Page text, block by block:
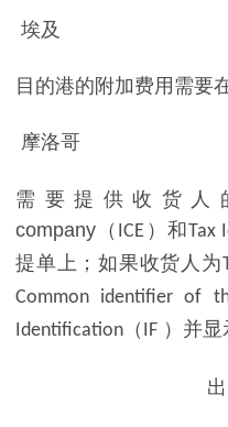
埃及
目的港的附加费用需要
摩洛哥
需要提供收货人
company （ ICE ）和Tax
提单上；如果收货人为
Common identifier of
Identification （ IF ）并显